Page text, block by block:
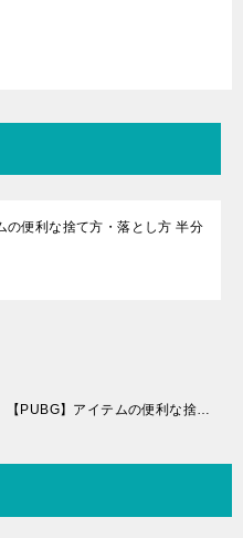
の便利な捨て方・落とし方 半分
【PUBG】アイテムの便利な捨て方・落とし方 半分 即捨て